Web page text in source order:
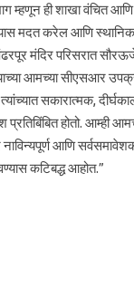
म्हणून ही शाखा वंचित
मदत करेल आणि
मंदिर परिसरात
आमच्या सीएसआर
सकारात्मक,
होतो. आम्ही
आणि
कटिबद्ध आहोत.”